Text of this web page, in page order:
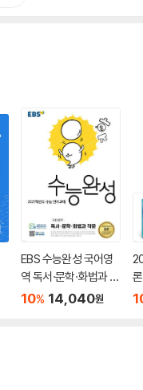
EBS 수능완성 국어영
역 독서·문학·화법과 작
문 (2026년)
10% 14,040원
(